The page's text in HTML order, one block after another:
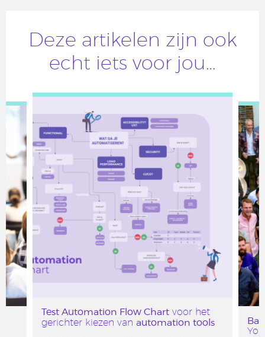
Deze artikelen zijn ook
echt iets voor jou…
Test Automation Flow Chart voor het
gerichter kiezen van automation tools